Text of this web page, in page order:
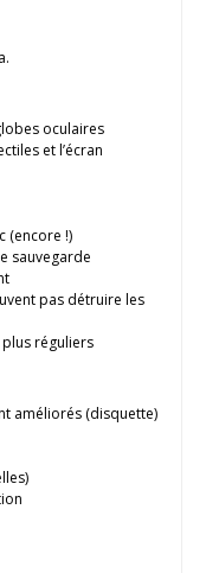
oculaires
et l’écran
(encore !)
sauvegarde
pas détruire les
réguliers
améliorés (disquette)